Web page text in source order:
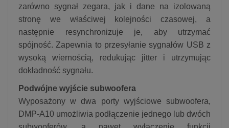
zarówno sygnał zegara, jak i dane na izolowaną
stronę we właściwej kolejności czasowej, a
następnie resynchronizuje je, aby utrzymać
spójność. Zapewnia to przesyłanie sygnałów USB z
wysoką wiernością, redukując jitter i utrzymując
dokładność sygnału.
Podwójne wyjście subwoofera
Wyposażony w dwa porty wyjściowe subwoofera,
DMP-A10 umożliwia podłączenie jednego lub dwóch